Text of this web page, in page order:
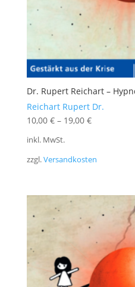
Dr. Rupert Reichart –
Reichart Rupert Dr.
10,00 €– 19,00 €
inkl. MwSt.
zzgl.Versandkosten